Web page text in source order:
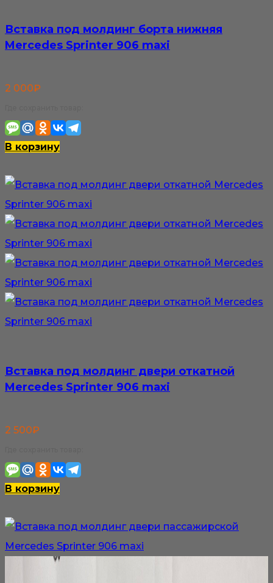
Вставка под молдинг борта нижняя
Mercedes Sprinter 906 maxi
2 000₽
В корзину
Вставка под молдинг двери откатной
Mercedes Sprinter 906 maxi
2 500₽
В корзину